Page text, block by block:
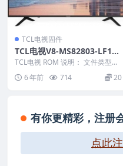
TCL电视固件
TCL电视V8-MS82803-LF1V0
57版本强刷电视固件包下载
TCL电视 ROM 说明： 文件类型：
——————...
6 年前 714 20
有你更精彩，注册
点此